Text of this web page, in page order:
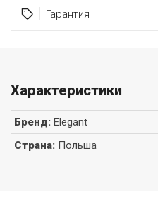
Гарантия
Характеристики
Бренд: Elegant
Страна: Польша